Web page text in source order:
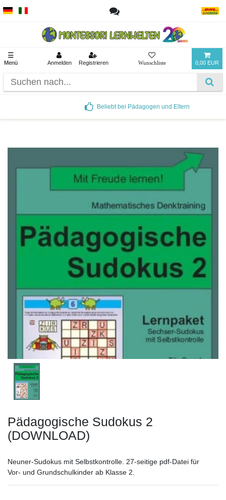
☰
Menü Anmelden Registrieren 0,00 EUR
Beliebt bei Pädagogen und Eltern
Pädagogische Sudokus 2
(DOWNLOAD)
Neuner-Sudokus mit Selbstkontrolle. 27-seitige pdf-Datei für
Vor- und Grundschulkinder ab Klasse 2.